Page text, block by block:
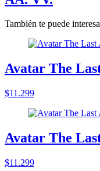
También te puede
Avatar The
$11.299
Avatar The
$11.299